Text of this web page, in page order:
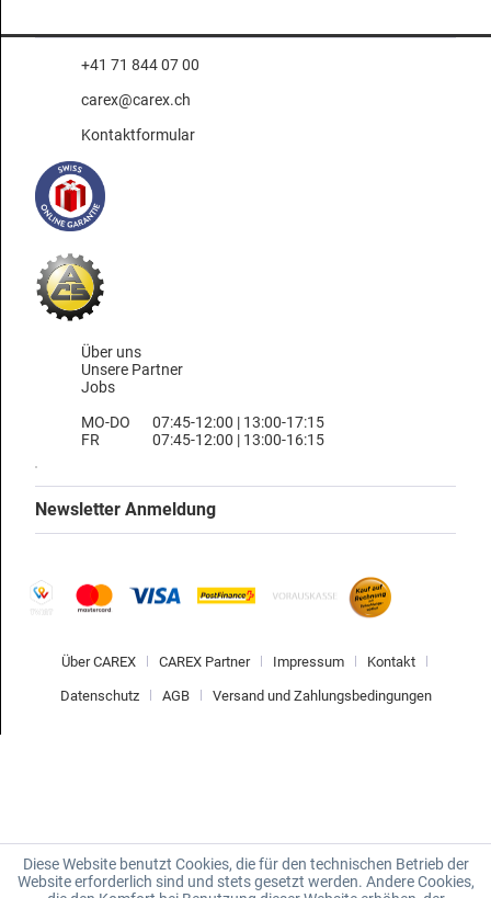
+41 71 844 07 00
carex@carex.ch
Kontaktformular
Über uns
Unsere Partner
Jobs
MO-DO
FR
07:45-12:00 | 13:00-17:15
07:45-12:00 | 13:00-16:15
Newsletter Anmeldung
Über CAREX CAREX Partner Impressum Kontakt
Datenschutz AGB Versand und Zahlungsbedingungen
Diese Website benutzt Cookies, die für den technischen Betrieb der
Website erforderlich sind und stets gesetzt werden. Andere Cookies,